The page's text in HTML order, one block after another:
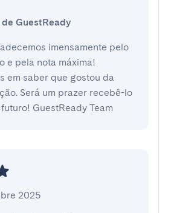
GuestReady
imensamente pelo
e pela nota máxima!
em saber que gostou da
Será um prazer recebê-lo
GuestReady Team
2025